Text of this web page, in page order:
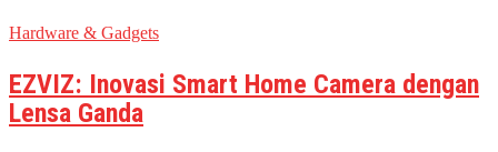
Hardware & Gadgets
EZVIZ: Inovasi Smart Home Camera dengan
Lensa Ganda